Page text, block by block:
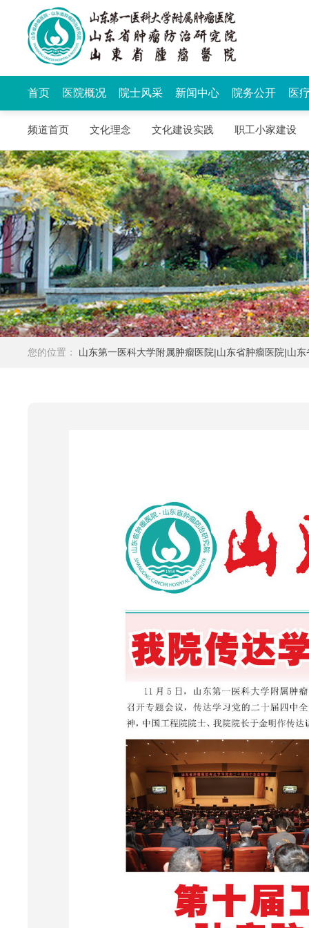
首页 医院概况 院士风采 新闻中心 院务公开 医
频道首页 文化理念 文化建设实践 职工小家建设
您的位置： 山东第一医科大学附属肿瘤医院|山东省肿瘤医院|山